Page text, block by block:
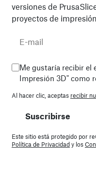
versiones de
proyectos de
Me gustaría recibir el
Impresión 3D" como
Al hacer clic, aceptas recibir
Suscribirse
Este sitio está protegido por
Política de Privacidady los